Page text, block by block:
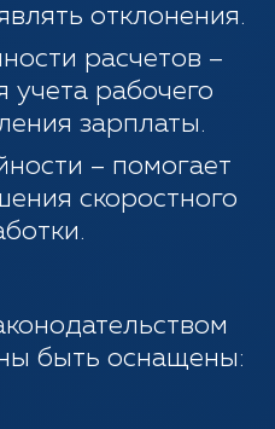
отклонения.
расчетов –
учета рабочего
зарплаты.
– помогает
скоростного
быть оснащены: